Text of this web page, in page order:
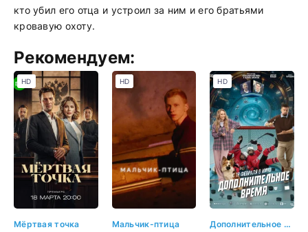
кто убил его отца и устроил за ним и его братьями
кровавую охоту.
Рекомендуем:
Мёртвая точка
HD
Мальчик-птица
HD
Дополнительное время
HD